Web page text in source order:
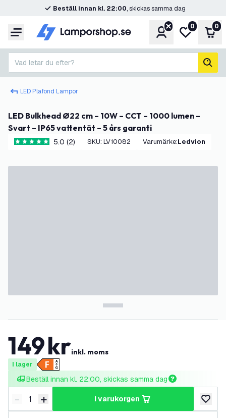
Beställ innan kl. 22:00, skickas samma dag
Meny KontoMin0 0
Vad letar du efter?
sök
LED Plafond Lampor
LED Bulkhead Ø22 cm – 10W – CCT – 1000 lumen –
Svart – IP65 vattentät – 5 års garanti
5 stjärnbetyg5.0 (2) SKU: LV10082 Varumärke: Ledvion
149krinkl. moms
I lager
Beställ innan kl. 22:00, skickas samma dag
Minska antal
- Öka antal
+ i varukorgen
lägg